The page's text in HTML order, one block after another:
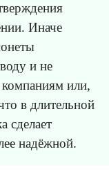
Иначе
и не
или,
в длительной
сделает
надёжной.